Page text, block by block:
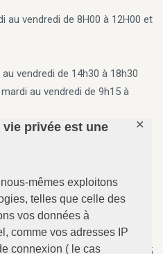
privée est une
mêmes exploitons
telles que celle des
vos données à
comme vos adresses IP
connexion ( le cas
✕
au vendredi de 8H00 à 12H00 et
vendredi de 14h30 à 18h30
mardi au vendredi de 9h15 à
horaires ci-dessus
assurée par téléphone.
Dozulé: 02.31.73.73.76
N°157 - Le Calvaire, RD 675